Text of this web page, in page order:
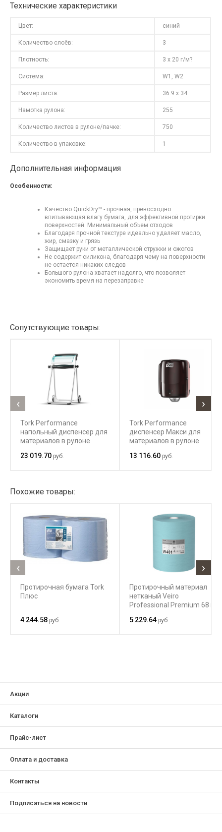
Технические характеристики
Цвет: синий
Количество слоёв: 3
Плотность: 3 x 20 г/м?
Система: W1, W2
Размер листа: 36.9 x 34
Намотка рулона: 255
Количество листов в рулоне/пачке: 750
Количество в упаковке: 1
Дополнительная информация
Особенности:
Качество QuickDry™ - прочная, превосходно
впитывающая влагу бумага, для эффективной протирки
поверхностей. Минимальный объем отходов
Благодаря прочной текстуре идеально удаляет масло,
жир, смазку и грязь
Защищает руки от металлической стружки и ожогов
Не содержит силикона, благодаря чему на поверхности
не остается никаких следов
Большого рулона хватает надолго, что позволяет
экономить время на перезаправке
Сопутствующие товары:
Tork Performance
напольный диспенсер для
материалов в рулоне
23 019.70 руб.
Tork Performance
диспенсер Макси для
материалов в рулоне
13 116.60 руб.
‹ ›
Похожие товары:
Протирочная бумага Tork
Плюс
4 244.58 руб.
Протирочный материал
нетканый Veiro
Professional Premium 68 г/
5 229.64 руб.
‹ ›
Акции
Каталоги
Прайс-лист
Оплата и доставка
Контакты
Подписаться на новости